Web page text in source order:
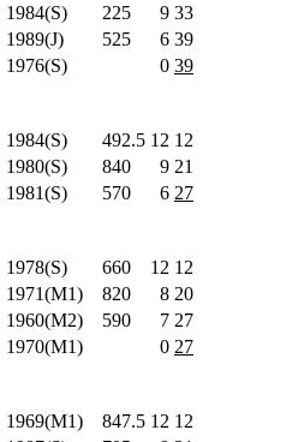
1984(S) 225 9 33
1989(J) 525 6 39
1976(S) 0 39
1984(S) 492.5 12 12
1980(S) 840 9 21
1981(S) 570 6 27
1978(S) 660 12 12
1971(M1) 820 8 20
1960(M2) 590 7 27
1970(M1) 0 27
1969(M1) 847.5 12 12